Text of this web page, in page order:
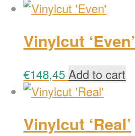
Vinylcut ‘Even’
€148,45 Add to cart
Vinylcut ‘Real’